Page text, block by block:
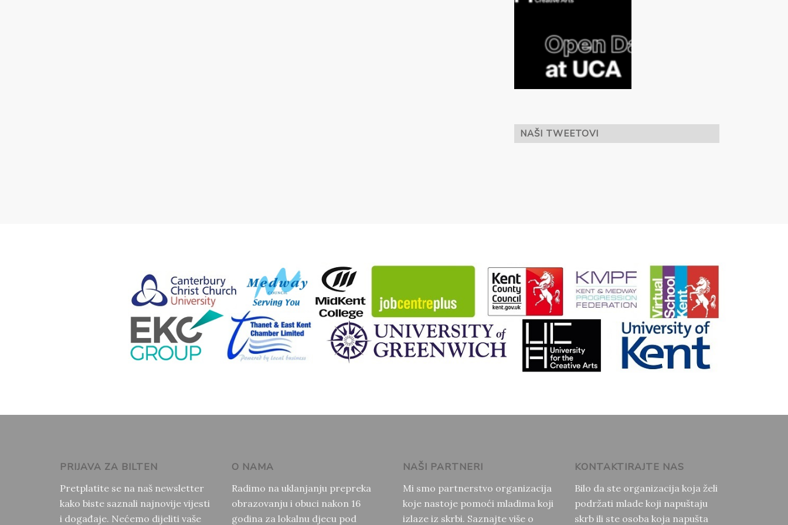
NAŠI TWEETOVI
PRIJAVA ZA BILTEN
Pretplatite se na naš newsletter
kako biste saznali najnovije vijesti
i događaje. Nećemo dijeliti vaše
O NAMA
Radimo na uklanjanju prepreka
obrazovanju i obuci nakon 16
godina za lokalnu djecu pod
NAŠI PARTNERI
Mi smo partnerstvo organizacija
koje nastoje pomoći mladima koji
izlaze iz skrbi. Saznajte više o
KONTAKTIRAJTE NAS
Bilo da ste organizacija koja želi
podržati mlade koji napuštaju
skrb ili ste osoba koja napušta